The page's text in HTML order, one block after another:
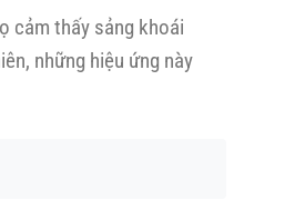
cảm thấy sảng khoái
những hiệu ứng này